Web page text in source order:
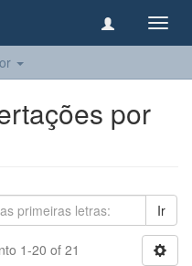
por
Ir
1-20 of 21